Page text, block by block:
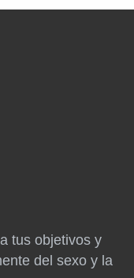
tus objetivos y
del sexo y la